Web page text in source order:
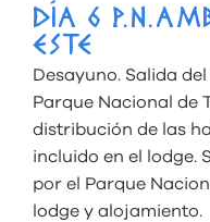
DÍA 6
ESTE
Desayuno. Salida
Parque Nacional de
distribución de las
incluido en el lodge.
por el Parque
lodge y alojamiento.